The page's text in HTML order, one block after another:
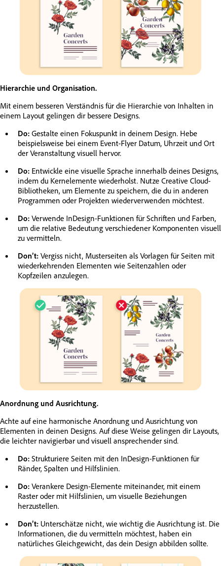
Hierarchie und Organisation.
Mit einem besseren Verständnis für die Hierarchie von Inhalten in
einem Layout gelingen dir bessere Designs.
Do: Gestalte einen Fokuspunkt in deinem Design. Hebe
beispielsweise bei einem Event-Flyer Datum, Uhrzeit und Ort
der Veranstaltung visuell hervor.
Do: Entwickle eine visuelle Sprache innerhalb deines Designs,
indem du Kernelemente wiederholst. Nutze Creative Cloud-
Bibliotheken, um Elemente zu speichern, die du in anderen
Programmen oder Projekten wiederverwenden möchtest.
Do: Verwende InDesign-Funktionen für Schriften und Farben,
um die relative Bedeutung verschiedener Komponenten visuell
zu vermitteln.
Don’t: Vergiss nicht, Musterseiten als Vorlagen für Seiten mit
wiederkehrenden Elementen wie Seitenzahlen oder
Kopfzeilen anzulegen.
Anordnung und Ausrichtung.
Achte auf eine harmonische Anordnung und Ausrichtung von
Elementen in deinen Designs. Auf diese Weise gelingen dir Layouts,
die leichter navigierbar und visuell ansprechender sind.
Do: Strukturiere Seiten mit den InDesign-Funktionen für
Ränder, Spalten und Hilfslinien.
Do: Verankere Design-Elemente miteinander, mit einem
Raster oder mit Hilfslinien, um visuelle Beziehungen
herzustellen.
Don’t: Unterschätze nicht, wie wichtig die Ausrichtung ist. Die
Informationen, die du vermitteln möchtest, haben ein
natürliches Gleichgewicht, das dein Design abbilden sollte.